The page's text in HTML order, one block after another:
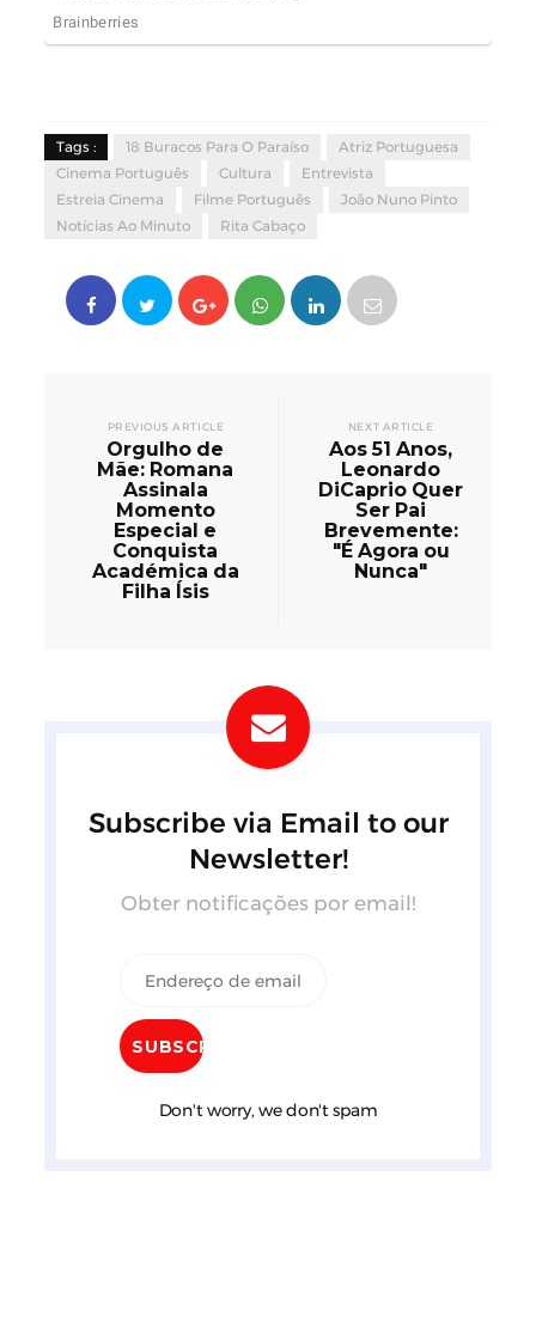
Tags : 18 Buracos Para O Paraíso
Atriz Portuguesa
Cinema Português
Cultura
Entrevista
Estreia Cinema
Filme Português
João Nuno Pinto
Notícias Ao Minuto
Rita Cabaço
PREVIOUS ARTICLE
Orgulho de
Mãe: Romana
Assinala
Momento
Especial e
Conquista
Académica da
Filha Ísis
NEXT ARTICLE
Aos 51 Anos,
Leonardo
DiCaprio Quer
Ser Pai
Brevemente:
"É Agora ou
Nunca"
Subscribe via Email to our
Newsletter!
Obter notificações por email!
Don't worry, we don't spam